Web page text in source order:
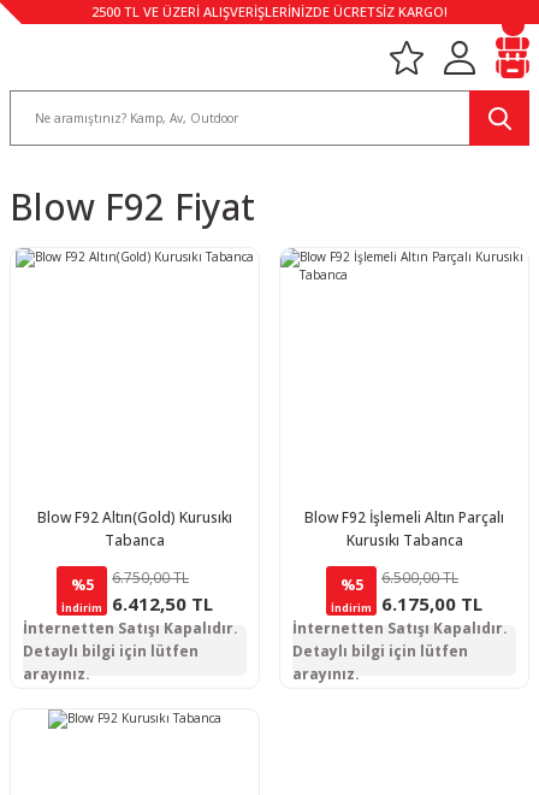
2500 TL VE ÜZERİ ALIŞVERİŞLERİNİZDE ÜCRETSİZ KARGO!
Blow F92 Fiyat
Blow F92 Altın(Gold) Kurusıkı
Tabanca
%5
İndirim
6.750,00 TL
6.412,50 TL
İnternetten Satışı Kapalıdır.
Detaylı bilgi için lütfen
arayınız.
Blow F92 İşlemeli Altın Parçalı
Kurusıkı Tabanca
%5
İndirim
6.500,00 TL
6.175,00 TL
İnternetten Satışı Kapalıdır.
Detaylı bilgi için lütfen
arayınız.